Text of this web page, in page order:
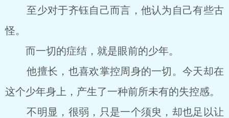
至少对于齐钰自己而言，他认为自己有些古
怪。
而一切的症结，就是眼前的少年。
他擅长，也喜欢掌控周身的一切。今天却在
这个少年身上，产生了一种前所未有的失控感。
不明显，很弱，只是一个须臾，却也足以让